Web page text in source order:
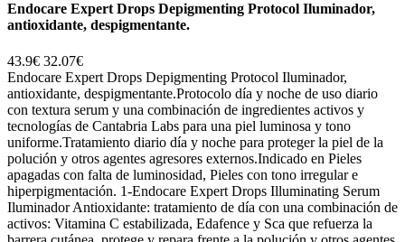
Endocare Expert Drops Depigmenting Protocol Iluminador,
antioxidante, despigmentante.
43.9€ 32.07€
Endocare Expert Drops Depigmenting Protocol Iluminador,
antioxidante, despigmentante.Protocolo día y noche de uso diario
con textura serum y una combinación de ingredientes activos y
tecnologías de Cantabria Labs para una piel luminosa y tono
uniforme.Tratamiento diario día y noche para proteger la piel de la
polución y otros agentes agresores externos.Indicado en Pieles
apagadas con falta de luminosidad, Pieles con tono irregular e
hiperpigmentación. 1-Endocare Expert Drops Illuminating Serum
Iluminador Antioxidante: tratamiento de día con una combinación de
activos: Vitamina C estabilizada, Edafence y Sca que refuerza la